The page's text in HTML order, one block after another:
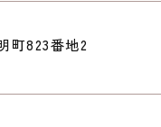
町823番地2